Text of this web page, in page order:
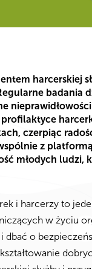
harcerskiej
badania
czerpiąc
z
młodych ludzi,
i harcerzy to
w życiu
dbać o